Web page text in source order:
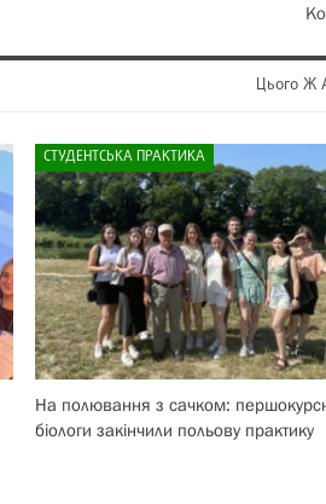
Цього Ж
СТУДЕНТСЬКА ПРАКТИКА
На полювання з сачком:
біологи закінчили польову практику